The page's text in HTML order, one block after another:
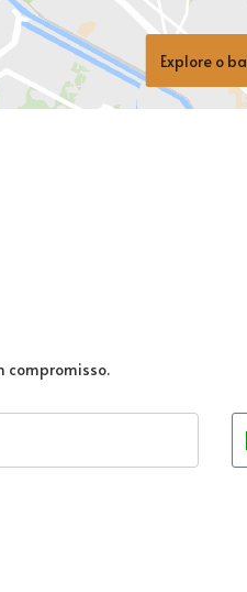
Explore o
compromisso.